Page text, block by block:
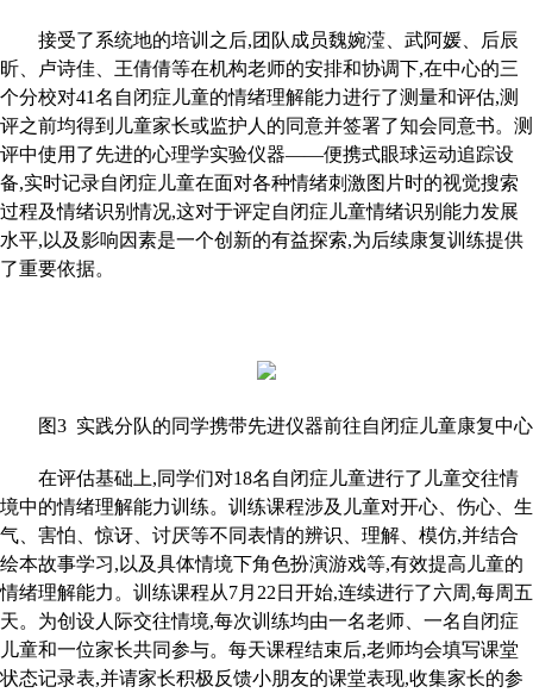
接受了系统地的培训之后,团队成员魏婉滢、武阿媛、后辰
昕、卢诗佳、王倩倩等在机构老师的安排和协调下,在中心的三
个分校对41名自闭症儿童的情绪理解能力进行了测量和评估,测
评之前均得到儿童家长或监护人的同意并签署了知会同意书。测
评中使用了先进的心理学实验仪器——便携式眼球运动追踪设
备,实时记录自闭症儿童在面对各种情绪刺激图片时的视觉搜索
过程及情绪识别情况,这对于评定自闭症儿童情绪识别能力发展
水平,以及影响因素是一个创新的有益探索,为后续康复训练提供
了重要依据。
图3 实践分队的同学携带先进仪器前往自闭症儿童康复中心
在评估基础上,同学们对18名自闭症儿童进行了儿童交往情
境中的情绪理解能力训练。训练课程涉及儿童对开心、伤心、生
气、害怕、惊讶、讨厌等不同表情的辨识、理解、模仿,并结合
绘本故事学习,以及具体情境下角色扮演游戏等,有效提高儿童的
情绪理解能力。训练课程从7月22日开始,连续进行了六周,每周五
天。为创设人际交往情境,每次训练均由一名老师、一名自闭症
儿童和一位家长共同参与。每天课程结束后,老师均会填写课堂
状态记录表,并请家长积极反馈小朋友的课堂表现,收集家长的参